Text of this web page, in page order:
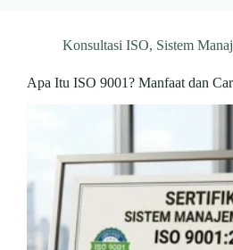
Konsultasi ISO, Sistem
Apa Itu ISO 9001? Manfaat dan